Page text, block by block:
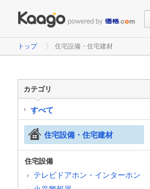
トップ 住宅設備・住宅建材
カテゴリ
すべて
住宅設備・住宅建材
住宅設備
テレビドアホン・インターホン